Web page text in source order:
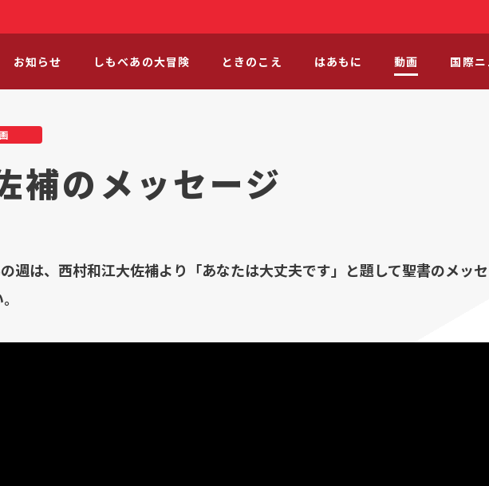
お知らせ しもべあの大冒険 ときのこえ はあもに 動画 国際ニ
補のメッセージ
週は、西村和江大佐補より「あなたは大丈夫です」と題して聖書のメッ